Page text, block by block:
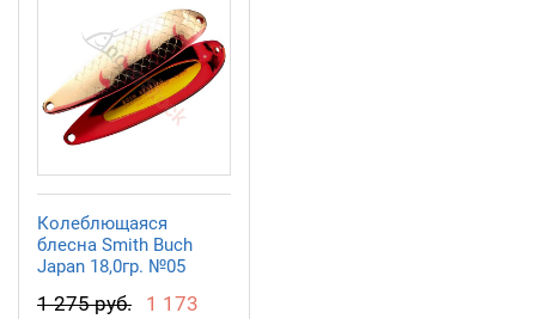
Колеблющаяся
блесна Smith Buch
Japan 18,0гр. №05
1 275 руб.
1 173